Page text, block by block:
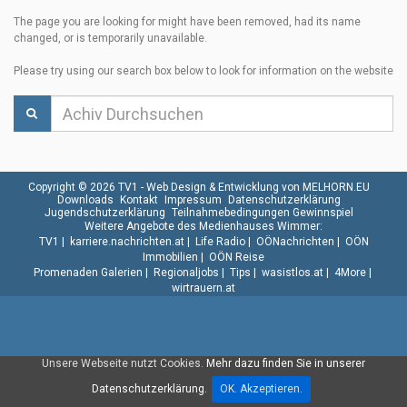
The page you are looking for might have been removed, had its name
changed, or is temporarily unavailable.
Please try using our search box below to look for information on the website
Unsere Webseite nutzt Cookies. Mehr dazu finden Sie in unserer
Datenschutzerklärung.
OK. Akzeptieren.
Copyright © 2026 TV1 - Web Design & Entwicklung von MELHORN.EU
Downloads
Kontakt Impressum
Datenschutzerklärung
Jugendschutzerklärung Teilnahmebedingungen Gewinnspiel
Weitere Angebote des Medienhauses Wimmer:
TV1
karriere.nachrichten.at| Life Radio| OÖNachrichten
OÖN
Immobilien
OÖN Reise
Promenaden Galerien
Regionaljobs Tips wasistlos.at| 4More|
wirtrauern.at